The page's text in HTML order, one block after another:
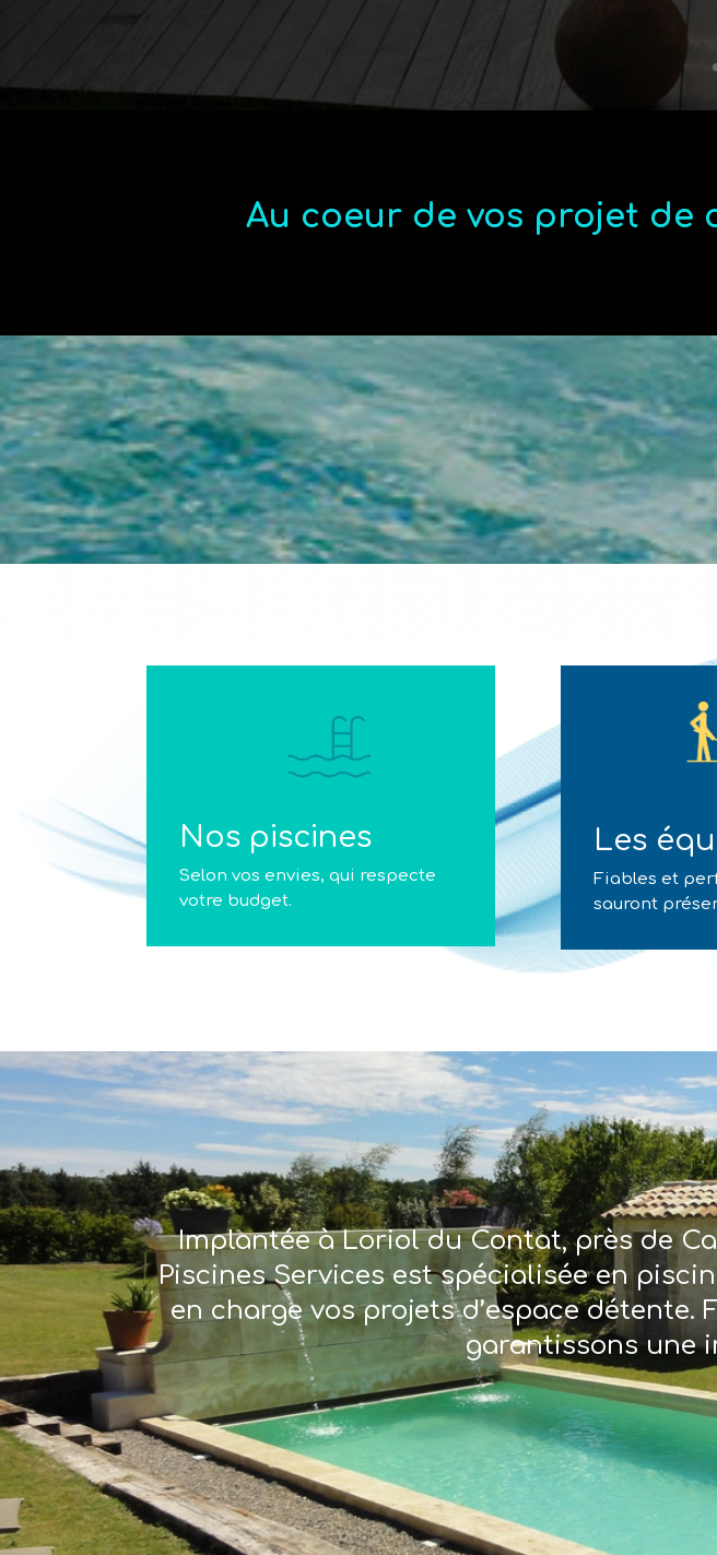
Au coeur de vos projet de
Nos piscines
Selon vos envies, qui respecte
votre budget.
Les
Fiables et
sauront
Implantée à Loriol du Contat, près de
Piscines Services est spécialisée en
en charge vos projets d’espace détente.
garantissons une